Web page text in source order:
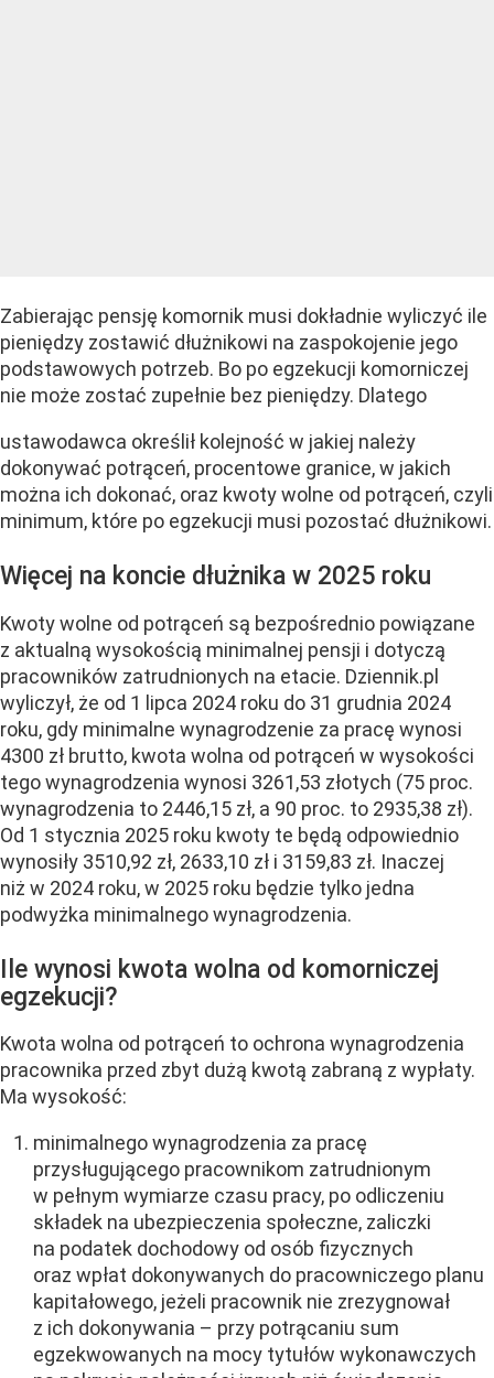
Zabierając pensję komornik musi dokładnie wyliczyć ile
pieniędzy zostawić dłużnikowi na zaspokojenie jego
podstawowych potrzeb. Bo po egzekucji komorniczej
nie może zostać zupełnie bez pieniędzy. Dlatego
ustawodawca określił kolejność w jakiej należy
dokonywać potrąceń, procentowe granice, w jakich
można ich dokonać, oraz kwoty wolne od potrąceń, czyli
minimum, które po egzekucji musi pozostać dłużnikowi.
Więcej na koncie dłużnika w 2025 roku
Kwoty wolne od potrąceń są bezpośrednio powiązane
z aktualną wysokością minimalnej pensji i dotyczą
pracowników zatrudnionych na etacie. Dziennik.pl
wyliczył, że od 1 lipca 2024 roku do 31 grudnia 2024
roku, gdy minimalne wynagrodzenie za pracę wynosi
4300 zł brutto, kwota wolna od potrąceń w wysokości
tego wynagrodzenia wynosi 3261,53 złotych (75 proc.
wynagrodzenia to 2446,15 zł, a 90 proc. to 2935,38 zł).
Od 1 stycznia 2025 roku kwoty te będą odpowiednio
wynosiły 3510,92 zł, 2633,10 zł i 3159,83 zł. Inaczej
niż w 2024 roku, w 2025 roku będzie tylko jedna
podwyżka minimalnego wynagrodzenia.
Ile wynosi kwota wolna od komorniczej
egzekucji?
Kwota wolna od potrąceń to ochrona wynagrodzenia
pracownika przed zbyt dużą kwotą zabraną z wypłaty.
Ma wysokość:
minimalnego wynagrodzenia za pracę
przysługującego pracownikom zatrudnionym
w pełnym wymiarze czasu pracy, po odliczeniu
składek na ubezpieczenia społeczne, zaliczki
na podatek dochodowy od osób fizycznych
oraz wpłat dokonywanych do pracowniczego planu
kapitałowego, jeżeli pracownik nie zrezygnował
z ich dokonywania – przy potrącaniu sum
egzekwowanych na mocy tytułów wykonawczych